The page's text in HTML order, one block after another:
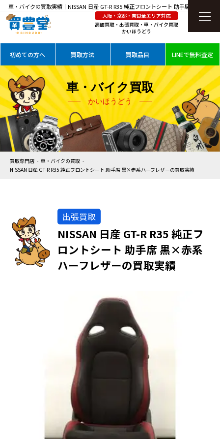
車・バイクの買取実績｜NISSAN 日産 GT-R R35 純正フロントシート 助手席 黒×赤系ハ
ーフレザーを高価買取
大阪・京都・奈良全エリア対応
高価買取・出張買取・車・バイク買取
かいほうどう
初めての方へ 買取方法 買取品目 LINEで無料査定
車・バイク買取
かいほうどう
買取専門店
車・バイクの買取
NISSAN 日産 GT-R R35 純正フロントシート 助手席 黒×赤系ハーフレザーの買取実績
出張買取
NISSAN 日産 GT-R R35 純正フ
ロントシート 助手席 黒×赤系
ハーフレザーの買取実績